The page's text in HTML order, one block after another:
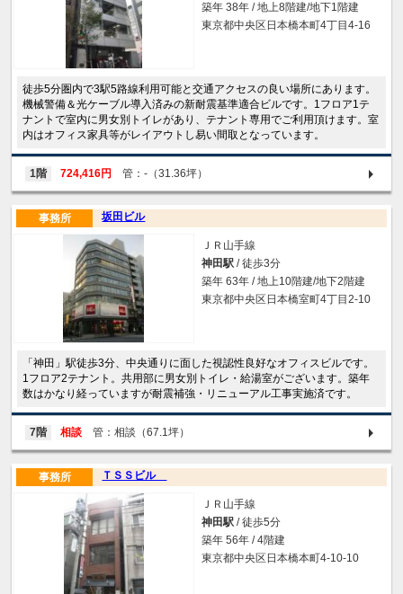
築年 38年 / 地上8階建/地下1階建
東京都中央区日本橋本町4丁目4-16
徒歩5分圏内で3駅5路線利用可能と交通アクセスの良い場所にあります。
機械警備＆光ケーブル導入済みの新耐震基準適合ビルです。1フロア1テ
ナントで室内に男女別トイレがあり、テナント専用でご利用頂けます。室
内はオフィス家具等がレイアウトし易い間取となっています。
1階 724,416円 管：-（31.36坪）
坂田ビル
事務所
ＪＲ山手線
神田駅 / 徒歩3分
築年 63年 / 地上10階建/地下2階建
東京都中央区日本橋室町4丁目2-10
「神田」駅徒歩3分、中央通りに面した視認性良好なオフィスビルです。
1フロア2テナント。共用部に男女別トイレ・給湯室がございます。築年
数はかなり経っていますが耐震補強・リニューアル工事実施済です。
7階 相談 管：相談（67.1坪）
ＴＳＳビル
事務所
ＪＲ山手線
神田駅 / 徒歩5分
築年 56年 / 4階建
東京都中央区日本橋本町4-10-10